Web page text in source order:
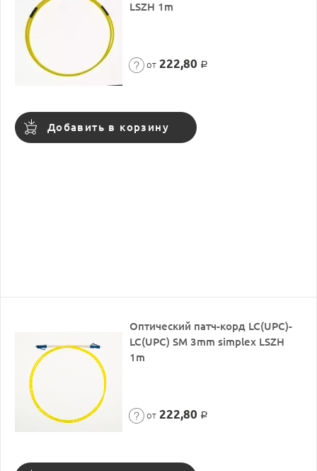
LSZH 1m
от 222,80 Р
Добавить в корзину
Оптический патч-корд LC(UPC)-
LC(UPC) SM 3mm simplex LSZH
1m
от 222,80 Р